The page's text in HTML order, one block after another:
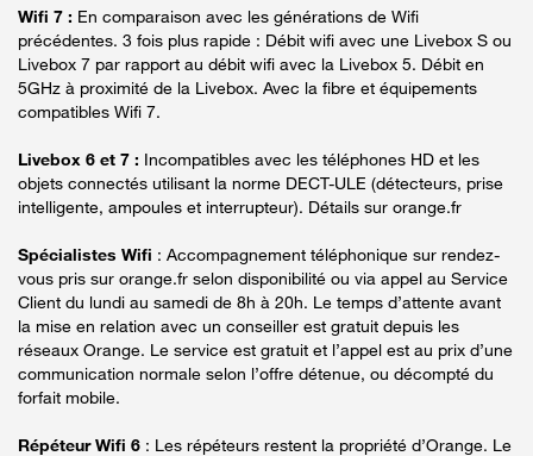
Wifi 7 : En comparaison avec les générations de Wifi
précédentes. 3 fois plus rapide : Débit wifi avec une Livebox S ou
Livebox 7 par rapport au débit wifi avec la Livebox 5. Débit en
5GHz à proximité de la Livebox. Avec la fibre et équipements
compatibles Wifi 7.
Livebox 6 et 7 : Incompatibles avec les téléphones HD et les
objets connectés utilisant la norme DECT-ULE (détecteurs, prise
intelligente, ampoules et interrupteur). Détails sur orange.fr
Spécialistes Wifi : Accompagnement téléphonique sur rendez-
vous pris sur orange.fr selon disponibilité ou via appel au Service
Client du lundi au samedi de 8h à 20h. Le temps d’attente avant
la mise en relation avec un conseiller est gratuit depuis les
réseaux Orange. Le service est gratuit et l’appel est au prix d’une
communication normale selon l’offre détenue, ou décompté du
forfait mobile.
Répéteur Wifi 6 : Les répéteurs restent la propriété d’Orange. Le